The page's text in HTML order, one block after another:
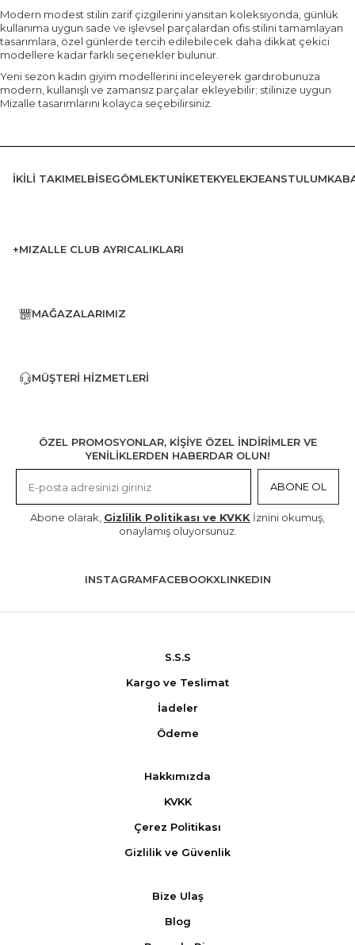
Modern modest stilin zarif çizgilerini yansıtan koleksiyonda, günlük
kullanıma uygun sade ve işlevsel parçalardan ofis stilini tamamlayan
tasarımlara, özel günlerde tercih edilebilecek daha dikkat çekici
modellere kadar farklı seçenekler bulunur.
Yeni sezon kadın giyim modellerini inceleyerek gardırobunuza
modern, kullanışlı ve zamansız parçalar ekleyebilir; stilinize uygun
Mizalle tasarımlarını kolayca seçebilirsiniz.
İKILI TAKIMELBISEGÖMLEKTUNIKETEKYELEKJEANSTULUM
+MIZALLE CLUB AYRICALIKLARI
MAĞAZALARIMIZ
MÜŞTERI HIZMETLERI
ÖZEL PROMOSYONLAR, KİŞİYE ÖZEL İNDİRİMLER VE
YENİLİKLERDEN HABERDAR OLUN!
ABONE OL
Abone olarak, Gizlilik Politikası ve KVKK İznini okumuş,
onaylamış oluyorsunuz.
INSTAGRAMFACEBOOKXLINKEDIN
S.S.S
Kargo ve Teslimat
İadeler
Ödeme
Hakkımızda
KVKK
Çerez Politikası
Gizlilik ve Güvenlik
Bize Ulaş
Blog